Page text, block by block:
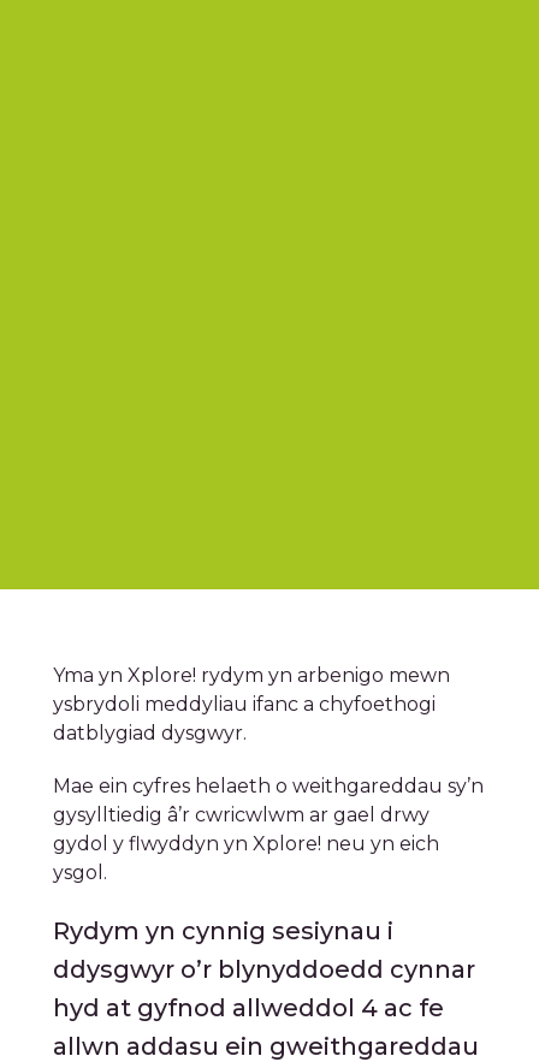
Yma yn Xplore! rydym yn arbenigo mewn
ysbrydoli meddyliau ifanc a chyfoethogi
datblygiad dysgwyr.
Mae ein cyfres helaeth o weithgareddau sy’n
gysylltiedig â’r cwricwlwm ar gael drwy
gydol y flwyddyn yn Xplore! neu yn eich
ysgol.
Rydym yn cynnig sesiynau i
ddysgwyr o’r blynyddoedd cynnar
hyd at gyfnod allweddol 4 ac fe
allwn addasu ein gweithgareddau